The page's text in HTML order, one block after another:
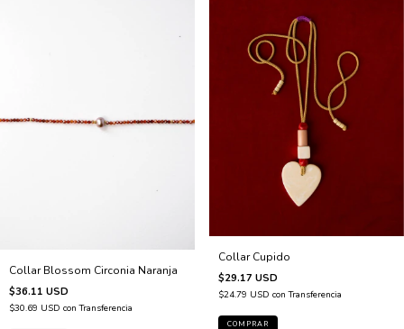
Collar Blossom Circonia Naranja
$36.11 USD
$30.69 USD con Transferencia
Collar Cupido
$29.17 USD
$24.79 USD con Transferencia